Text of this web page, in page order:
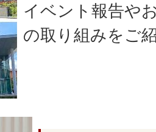
イベント報告や
の取り組みをご